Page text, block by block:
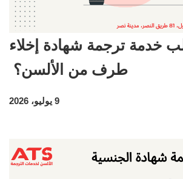
خدمة ترجمة شهادة إخلاء
طرف من الألسن؟
9 يوليو، 2026